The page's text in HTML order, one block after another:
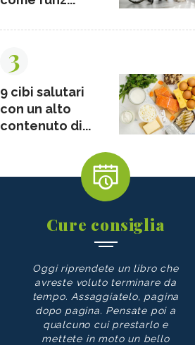
3
9 cibi salutari
con un alto
contenuto di...
Cure consiglia
Oggi riprendete un libro che
avreste voluto terminare da
tempo. Assaggiatelo, pagina
dopo pagina. Pensate poi a
qualcuno cui prestarlo e
mettete in moto un bello